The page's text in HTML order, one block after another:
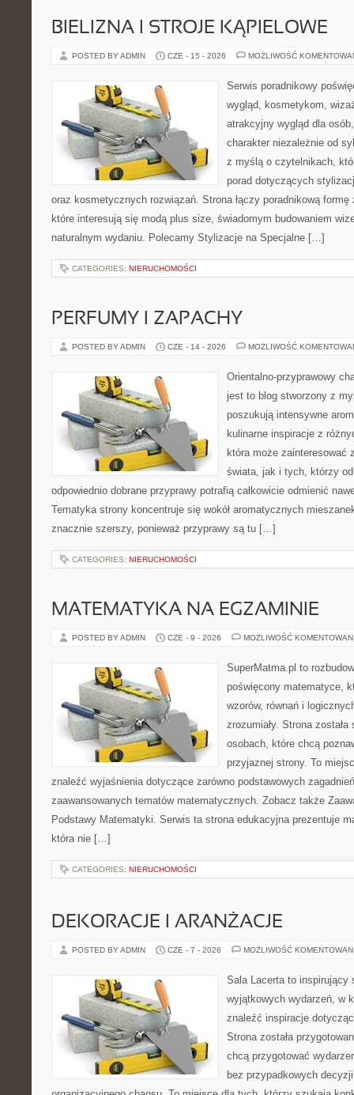
BIELIZNA I STROJE KĄPIELOWE
POSTED BY ADMIN CZE - 15 - 2026 MOŻLIWOŚĆ
Serwis poradnikowy
wygląd, kosmetykom,
atrakcyjny wygląd dla
charakter niezależnie od
z myślą o czytelnikach,
porad dotyczących
oraz kosmetycznych rozwiązań. Strona łączy poradnikową
które interesują się modą plus size, świadomym budowaniem
naturalnym wydaniu. Polecamy Stylizacje na Specjalne […]
CATEGORIES: NIERUCHOMOŚCI
PERFUMY I ZAPACHY
POSTED BY ADMIN CZE - 14 - 2026 MOŻLIWOŚĆ
Orientalno-przyprawowy
jest to blog stworzony z
poszukują intensywne
kulinarne inspiracje z
która może zainteresować
świata, jak i tych, którzy
odpowiednio dobrane przyprawy potrafią całkowicie odmienić
Tematyka strony koncentruje się wokół aromatycznych
znacznie szerszy, ponieważ przyprawy są tu […]
CATEGORIES: NIERUCHOMOŚCI
MATEMATYKA NA EGZAMINIE
POSTED BY ADMIN CZE - 9 - 2026 MOŻLIWOŚĆ
SuperMatma.pl to
poświęcony matematyce,
wzorów, równań i
zrozumiały. Strona
osobach, które chcą
przyjaznej strony. To
znaleźć wyjaśnienia dotyczące zarówno podstawowych
zaawansowanych tematów matematycznych. Zobacz także
Podstawy Matematyki. Serwis ta strona edukacyjna prezentuje
która nie […]
CATEGORIES: NIERUCHOMOŚCI
DEKORACJE I ARANŻACJE
POSTED BY ADMIN CZE - 7 - 2026 MOŻLIWOŚĆ
Sala Lacerta to inspirujący
wyjątkowych wydarzeń, w
znaleźć inspiracje
Strona została
chcą przygotować
bez przypadkowych